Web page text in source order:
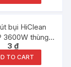
bụi HiClean
3600W thùng
nhựa
3₫
TO CART